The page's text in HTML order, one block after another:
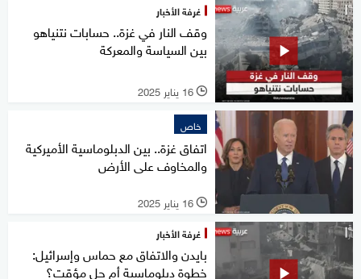
غرفة الأخبار
وقف النار في غزة.. حسابات نتنياهو
بين السياسة والمعركة
l 16 يناير 2025
خاص
اتفاق غزة.. بين الدبلوماسية الأميركية
والمخاوف على الأرض
l 16 يناير 2025
غرفة الأخبار
بايدن والاتفاق مع حماس وإسرائيل:
خطوة دبلوماسية أم حل مؤقت؟